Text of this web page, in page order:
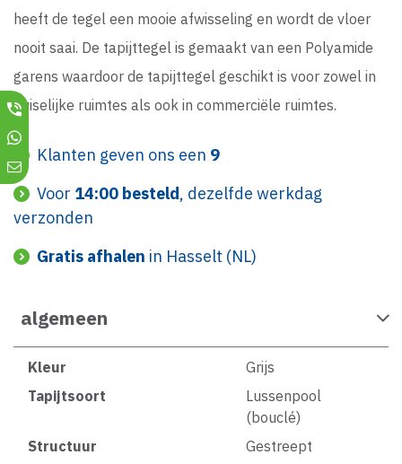
heeft de tegel een mooie afwisseling en wordt de vloer
nooit saai. De tapijttegel is gemaakt van een Polyamide
garens waardoor de tapijttegel geschikt is voor zowel in
huiselijke ruimtes als ook in commerciële ruimtes.
Klanten geven ons een 9
Voor 14:00 besteld, dezelfde werkdag
verzonden
Gratis afhalen in Hasselt (NL)
algemeen
Kleur
Grijs
Tapijtsoort
Lussenpool
(bouclé)
Structuur
Gestreept